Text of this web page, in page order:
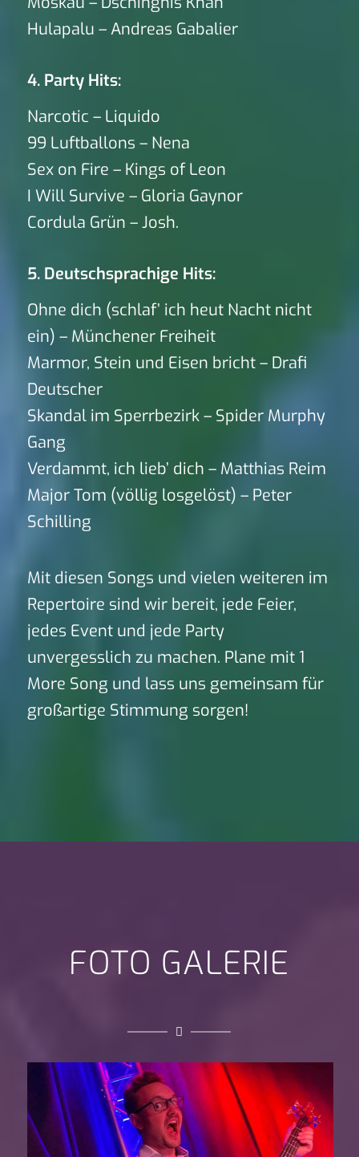
Hulapalu – Andreas Gabalier
4. Party Hits:
Narcotic – Liquido
99 Luftballons – Nena
Sex on Fire – Kings of Leon
I Will Survive – Gloria Gaynor
Cordula Grün – Josh.
5. Deutschsprachige Hits:
Ohne dich (schlaf’ ich heut Nacht nicht
ein) – Münchener Freiheit
Marmor, Stein und Eisen bricht – Drafi
Deutscher
Skandal im Sperrbezirk – Spider Murphy
Gang
Verdammt, ich lieb’ dich – Matthias Reim
Major Tom (völlig losgelöst) – Peter
Schilling
Mit diesen Songs und vielen weiteren im
Repertoire sind wir bereit, jede Feier,
jedes Event und jede Party
unvergesslich zu machen. Plane mit 1
More Song und lass uns gemeinsam für
großartige Stimmung sorgen!
FOTO GALERIE